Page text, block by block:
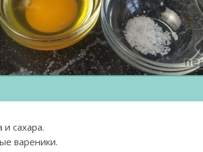
сахара.
вареники.